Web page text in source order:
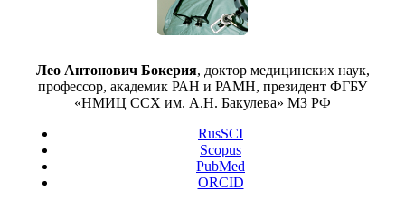
Лео Антонович Бокерия, доктор медицинских наук,
профессор, академик РАН и РАМН, президент ФГБУ
«НМИЦ ССХ им. А.Н. Бакулева» МЗ РФ
RusSCI
Scopus
PubMed
ORCID